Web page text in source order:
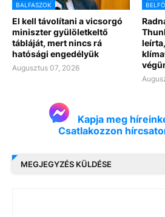
BALFASZOK
El kell távolítani a vicsorgó
miniszter gyülöletkeltő
tábláját, mert nincs rá
hatósági engedélyük
Augusztus 07, 2026
Kapja meg
Csatlakozzon
MEGJEGYZÉS KÜLDÉSE